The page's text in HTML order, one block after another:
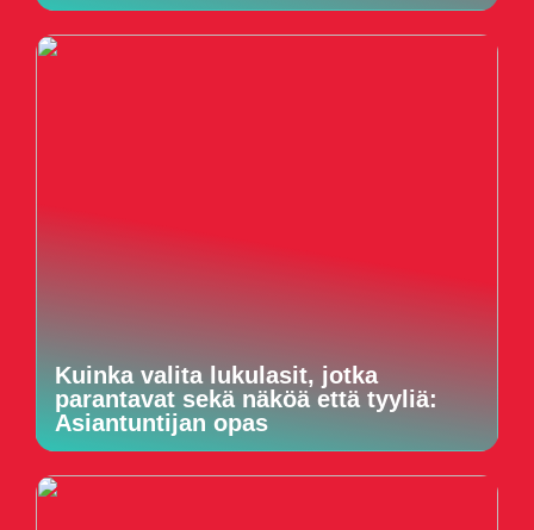
Kuinka valita lukulasit, jotka
parantavat sekä näköä että tyyliä:
Asiantuntijan opas